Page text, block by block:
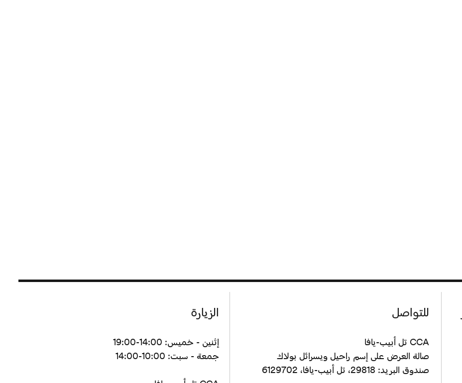
الزيارة
إثنين - خميس: 14:00-19:00
جمعة - سبت: 10:00-14:00
للتواصل
CCA تل أبيب-يافا
صالة العرض على إسم راحيل ويسرائل بولاك
صندوق البريد: 29818، تل أبيب-يافا، 6129702